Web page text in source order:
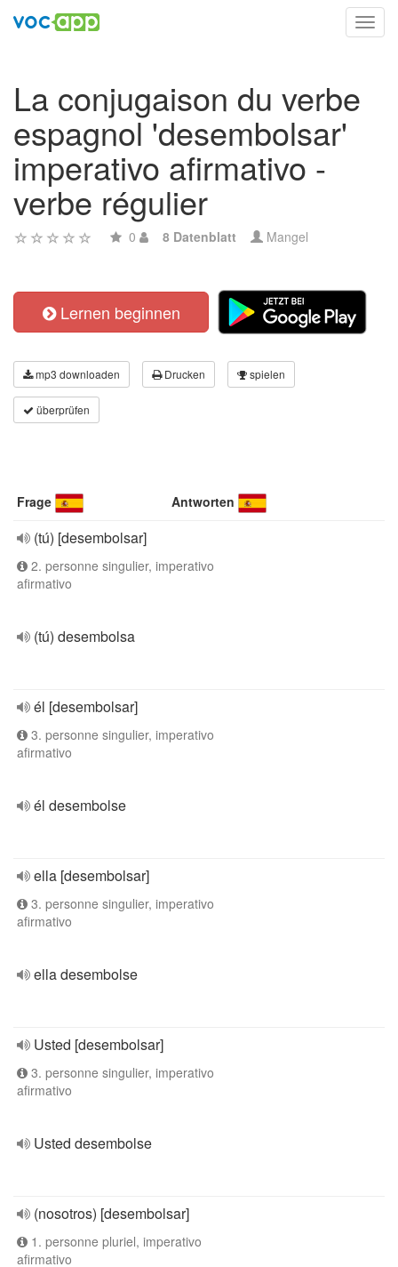
La conjugaison du verbe
espagnol 'desembolsar'
imperativo afirmativo -
verbe régulier
0 8 Datenblatt Mangel
Lernen beginnen
mp3 downloaden Drucken spielen
überprüfen
Frage Antworten
(tú) [desembolsar]
2. personne singulier, imperativo
afirmativo
(tú) desembolsa
él [desembolsar]
3. personne singulier, imperativo
afirmativo
él desembolse
ella [desembolsar]
3. personne singulier, imperativo
afirmativo
ella desembolse
Usted [desembolsar]
3. personne singulier, imperativo
afirmativo
Usted desembolse
(nosotros) [desembolsar]
1. personne pluriel, imperativo
afirmativo